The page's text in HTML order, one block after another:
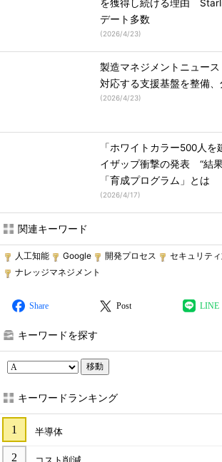
を獲得し続ける理由
デート多数
(2026/4/23)
製造マネジメントニュース
対応する支援基盤を整備
(2026/4/23)
「ホワイトカラー500人
イザップ衝撃の発表 “結
「育成プログラム」とは
(2026/4/17)
関連キーワード
人工知能 Google 開発プロセス
セキュリテ
ナレッジマネジメント
Share Post LINE
キーワードを探す
移動
キーワードランキング
半導体